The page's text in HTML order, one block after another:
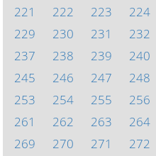
221 222 223 224
229
230 231 232
237
238 239 240
245
246 247 248
253
254 255 256
261
262 263 264
269
270 271 272